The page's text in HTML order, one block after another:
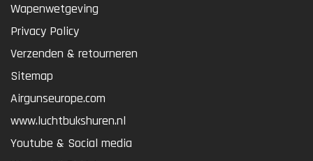
Wapenwetgeving
Privacy Policy
Verzenden & retourneren
Sitemap
Airgunseurope.com
www.luchtbukshuren.nl
Youtube & Social media